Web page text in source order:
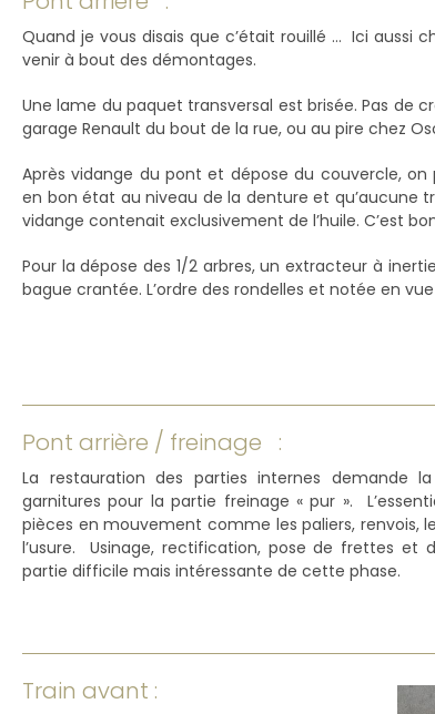
Quand je vous disais que c’était rouillé … Ici aussi
venir à bout des démontages.
Une lame du paquet transversal est brisée. Pas de
garage Renault du bout de la rue, ou au pire chez
Après vidange du pont et dépose du couvercle,
en bon état au niveau de la denture et qu’aucune
vidange contenait exclusivement de l’huile. C’est
Pour la dépose des 1/2 arbres, un extracteur à
bague crantée. L’ordre des rondelles et notée en
Pont arrière / freinage :
La restauration des parties internes demande
garnitures pour la partie freinage « pur ».
pièces en mouvement comme les paliers, renvois,
l’usure. Usinage, rectification, pose de frettes et
partie difficile mais intéressante de cette phase.
Train avant :